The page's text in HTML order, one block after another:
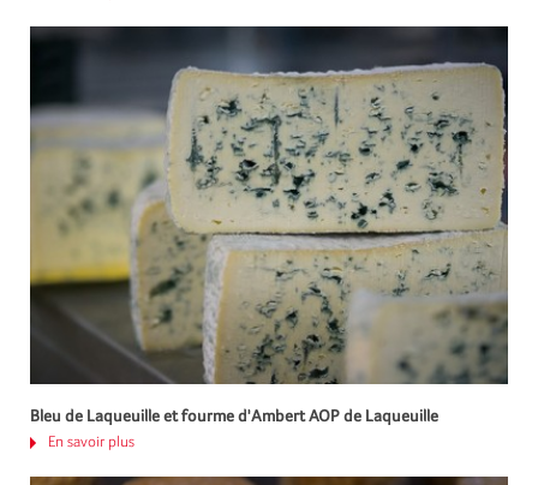
Bleu de Laqueuille et fourme d'Ambert AOP de Laqueuille
En savoir plus